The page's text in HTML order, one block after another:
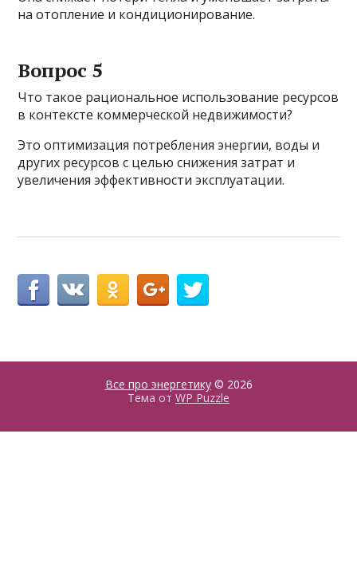
на отопление и кондиционирование.
Вопрос 5
Что такое рациональное использование ресурсов
в контексте коммерческой недвижимости?
Это оптимизация потребления энергии, воды и
других ресурсов с целью снижения затрат и
увеличения эффективности эксплуатации.
Все про энергетику© 2026
Тема от WP Puzzle